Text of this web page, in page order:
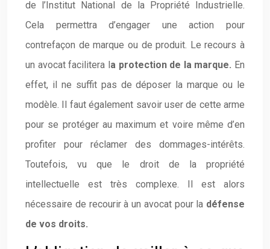
de l’Institut National de la Propriété Industrielle.
Cela permettra d’engager une action pour
contrefaçon de marque ou de produit. Le recours à
un avocat facilitera la protection de la marque. En
effet, il ne suffit pas de déposer la marque ou le
modèle. Il faut également savoir user de cette arme
pour se protéger au maximum et voire même d’en
profiter pour réclamer des dommages-intérêts.
Toutefois, vu que le droit de la propriété
intellectuelle est très complexe. Il est alors
nécessaire de recourir à un avocat pour la défense
de vos droits.